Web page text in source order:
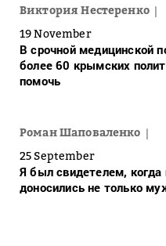
Виктория Нестеренко
19 November
В срочной
более 60 крымских
помочь
Роман Шаповаленко
25 September
Я был свидетелем, когда
доносились не только